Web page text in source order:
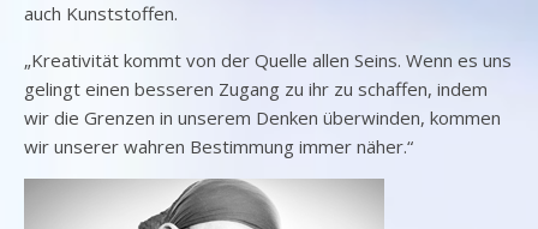
auch Kunststoffen.
„Kreativität kommt von der Quelle allen Seins. Wenn es uns
gelingt einen besseren Zugang zu ihr zu schaffen, indem
wir die Grenzen in unserem Denken überwinden, kommen
wir unserer wahren Bestimmung immer näher.“